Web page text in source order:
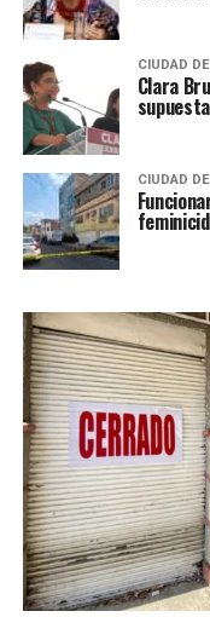
CIUDAD
Clara
CIUDAD